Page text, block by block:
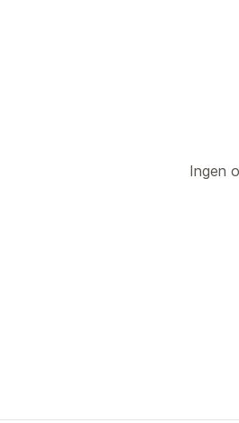
Ingen